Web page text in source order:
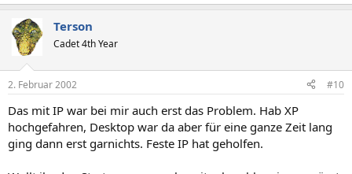
Terson
Cadet 4th Year
2. Februar 2002 #10
Das mit IP war bei mir auch erst das Problem. Hab XP
hochgefahren, Desktop war da aber für eine ganze Zeit lang
ging dann erst garnichts. Feste IP hat geholfen.